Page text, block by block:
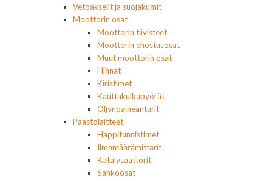
Vetoakselit ja suojakumit
Moottorin osat
Moottorin tiivisteet
Moottorin ehostusosat
Muut moottorin osat
Hihnat
Kiristimet
Kauttakulkupyörät
Öljynpaineanturit
Päästölaitteet
Happitunnistimet
Ilmamäärämittarit
Katalysaattorit
Sähköosat